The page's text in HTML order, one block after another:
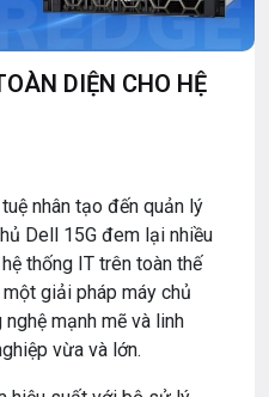
DIỆN CHO HỆ
nhân tạo đến quản lý
Dell 15G đem lại nhiều
thống IT trên toàn thế
giải pháp máy chủ
mạnh mẽ và linh
vừa và lớn.